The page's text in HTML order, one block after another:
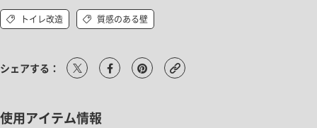
トイレ改造 質感のある壁
シェアする：
使用アイテム情報